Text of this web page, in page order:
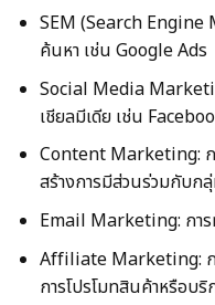
SEM (Search Engine
ค้นหา เช่น Google Ads
Social Media
เชียลมีเดีย เช่น
Content Marketing: ก
สร้างการมีส่วนร่วมกับก
Email Marketing: การ
Affiliate Marketing: ก
การโปรโมทสินค้าหรือบริ